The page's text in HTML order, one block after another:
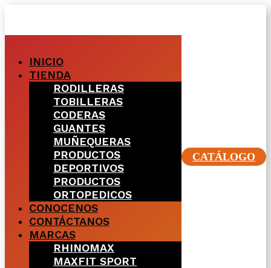
INICIO
TIENDA
RODILLERAS
TOBILLERAS
CODERAS
GUANTES
MUÑEQUERAS
PRODUCTOS
DEPORTIVOS
PRODUCTOS
ORTOPEDICOS
CONOCENOS
CONTÁCTANOS
MARCAS
RHINOMAX
MAXFIT SPORT
CATÁLOGO